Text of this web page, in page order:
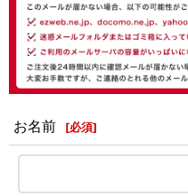
お名前 [必須]